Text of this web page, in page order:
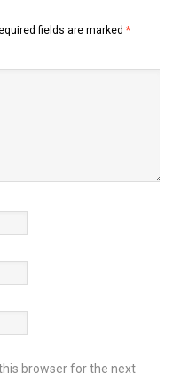
fields are marked *
browser for the next